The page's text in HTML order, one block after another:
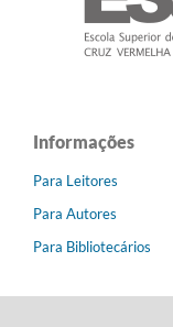
Informações
Para Leitores
Para Autores
Para Bibliotecários